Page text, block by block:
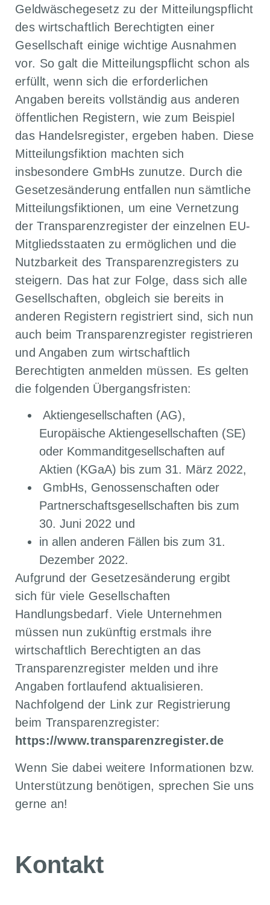
Geldwäschegesetz zu der Mitteilungspflicht
des wirtschaftlich Berechtigten einer
Gesellschaft einige wichtige Ausnahmen
vor. So galt die Mitteilungspflicht schon als
erfüllt, wenn sich die erforderlichen
Angaben bereits vollständig aus anderen
öffentlichen Registern, wie zum Beispiel
das Handelsregister, ergeben haben. Diese
Mitteilungsfiktion machten sich
insbesondere GmbHs zunutze. Durch die
Gesetzesänderung entfallen nun sämtliche
Mitteilungsfiktionen, um eine Vernetzung
der Transparenzregister der einzelnen EU-
Mitgliedsstaaten zu ermöglichen und die
Nutzbarkeit des Transparenzregisters zu
steigern. Das hat zur Folge, dass sich alle
Gesellschaften, obgleich sie bereits in
anderen Registern registriert sind, sich nun
auch beim Transparenzregister registrieren
und Angaben zum wirtschaftlich
Berechtigten anmelden müssen. Es gelten
die folgenden Übergangsfristen:
Aktiengesellschaften (AG),
Europäische Aktiengesellschaften (SE)
oder Kommanditgesellschaften auf
Aktien (KGaA) bis zum 31. März 2022,
GmbHs, Genossenschaften oder
Partnerschaftsgesellschaften bis zum
30. Juni 2022 und
in allen anderen Fällen bis zum 31.
Dezember 2022.
Aufgrund der Gesetzesänderung ergibt
sich für viele Gesellschaften
Handlungsbedarf. Viele Unternehmen
müssen nun zukünftig erstmals ihre
wirtschaftlich Berechtigten an das
Transparenzregister melden und ihre
Angaben fortlaufend aktualisieren.
Nachfolgend der Link zur Registrierung
beim Transparenzregister:
https://www.transparenzregister.de
Wenn Sie dabei weitere Informationen bzw.
Unterstützung benötigen, sprechen Sie uns
gerne an!
Kontakt